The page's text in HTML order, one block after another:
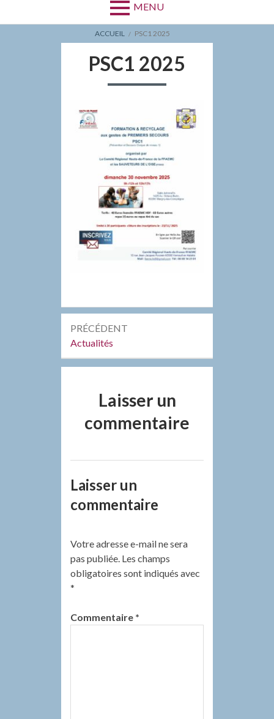
MENU
FIL
D'ARIANE
ACCUEIL PSC1 2025
PSC1 2025
Navigation
de
l’article
PRÉCÉDENT
Précédent :
Actualités
Laisser un
commentaire
Laisser un
commentaire
Votre adresse e-mail ne sera
pas publiée. Les champs
obligatoires sont indiqués avec
*
Commentaire *